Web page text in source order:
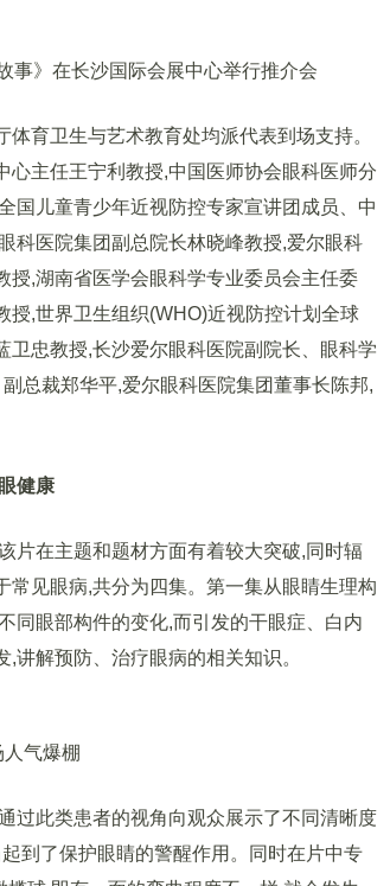
》在长沙国际会展中心举行推介会
育卫生与艺术教育处均派代表到场支持。
主任王宁利教授,中国医师协会眼科医师分
国儿童青少年近视防控专家宣讲团成员、中
科医院集团副总院长林晓峰教授,爱尔眼科
授,湖南省医学会眼科学专业委员会主任委
授,世界卫生组织(WHO)近视防控计划全球
忠教授,长沙爱尔眼科医院副院长、眼科学
总裁郑华平,爱尔眼科医院集团董事长陈邦,
健康
在主题和题材方面有着较大突破,同时辐
见眼病,共分为四集。第一集从眼睛生理构
同眼部构件的变化,而引发的干眼症、白内
讲解预防、治疗眼病的相关知识。
气爆棚
此类患者的视角向观众展示了不同清晰度
到了保护眼睛的警醒作用。同时在片中专